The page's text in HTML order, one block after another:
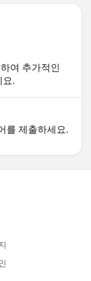
여 추가적인
요.
를 제출하세요.